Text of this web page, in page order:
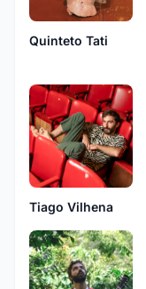
Quinteto Tati
Tiago Vilhena